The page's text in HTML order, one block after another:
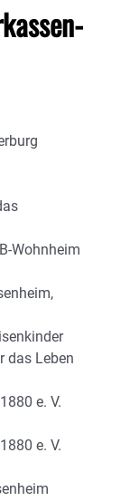
Wohnheim
das Leben
e. V.
e. V.